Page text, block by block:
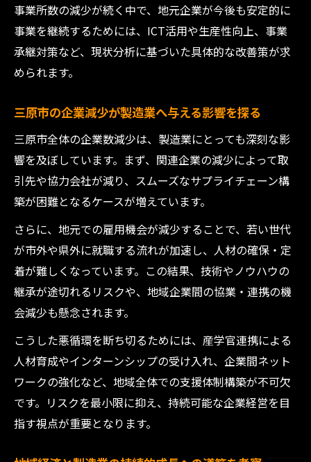
事業所数の減少が続く中で、地元企業が今後も安定的に
事業を継続するためには、ICT活用や生産性向上、事業
承継対策など、現状分析に基づいた具体的な改善策が求
められます。
三原市の企業減少が製造業へ与える影響を探る
三原市全体の企業数減少は、製造業にとっても深刻な影
響を及ぼしています。まず、関連企業の減少によって取
引先や協力会社が減り、スムーズなサプライチェーン構
築が困難となるケースが増えています。
さらに、地元での雇用機会が減少することで、若い世代
が市外や県外に就職する流れが加速し、人材の確保・定
着が難しくなっています。この結果、技術やノウハウの
継承が途切れるリスクや、地域企業間の協業・連携の機
会減少も懸念されます。
こうした悪循環を断ち切るためには、産学官連携による
人材育成やインターンシップの受け入れ、企業間ネット
ワークの強化など、地域全体での支援体制構築が不可欠
です。リスクを最小限に抑え、持続可能な企業経営を目
指す視点が重要となります。